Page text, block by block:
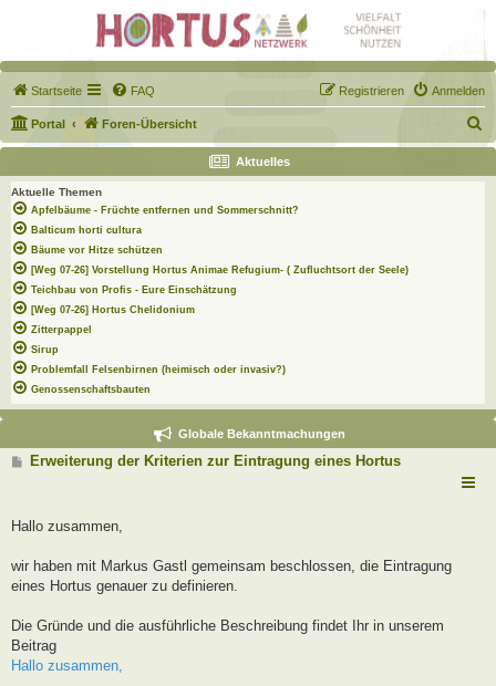
Startseite FAQ Anmelden
Registrieren
Portal Foren-Übersicht
u
c
Aktuelles
Aktuelle Themen
Apfelbäume - Früchte entfernen und Sommerschnitt?
Balticum horti cultura
Bäume vor Hitze schützen
[Weg 07-26] Vorstellung Hortus Animae Refugium- ( Zufluchtsort der Seele)
Teichbau von Profis - Eure Einschätzung
[Weg 07-26] Hortus Chelidonium
Zitterpappel
Sirup
Problemfall Felsenbirnen (heimisch oder invasiv?)
Genossenschaftsbauten
Globale Bekanntmachungen
B
r
Erweiterung der Kriterien zur Eintragung eines Hortus
Hallo zusammen,
wir haben mit Markus Gastl gemeinsam beschlossen, die Eintragung
eines Hortus genauer zu definieren.
Die Gründe und die ausführliche Beschreibung findet Ihr in unserem
Beitrag
Hallo zusammen,